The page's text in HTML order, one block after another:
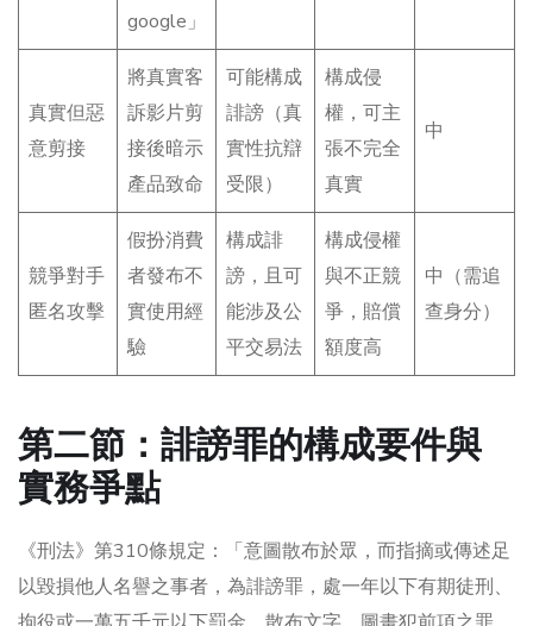
google」
真實但惡
意剪接
將真實客
訴影片剪
接後暗示
產品致命
可能構成
誹謗（真
實性抗辯
受限）
構成侵
權，可主
張不完全
真實
中
競爭對手
匿名攻擊
假扮消費
者發布不
實使用經
驗
構成誹
謗，且可
能涉及公
平交易法
構成侵權
與不正競
爭，賠償
額度高
中（需追
查身分）
第二節：誹謗罪的構成要件與
實務爭點
《刑法》第310條規定：「意圖散布於眾，而指摘或傳述足
以毀損他人名譽之事者，為誹謗罪，處一年以下有期徒刑、